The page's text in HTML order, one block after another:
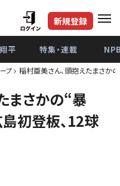
新規登録
平 特集・連載
プ 稲村亜美さん、頭抱えたまさか
まさかの“暴
初登板、12球